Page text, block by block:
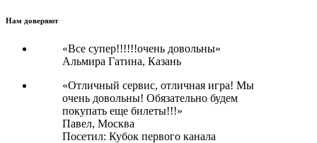
Нам доверяют
«Все супер!!!!!!очень довольны»
Альмира Гатина, Казань
«Отличный сервис, отличная игра! Мы
очень довольны! Обязательно будем
покупать еще билеты!!!»
Павел, Москва
Посетил: Кубок первого канала